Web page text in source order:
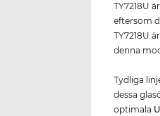
TY7218U
eftersom
TY7218U
denna
Tydliga
dessa
optimala